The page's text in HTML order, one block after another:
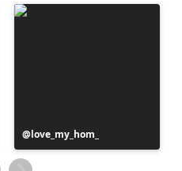
Post
pubblicato
da
love_my_hom_